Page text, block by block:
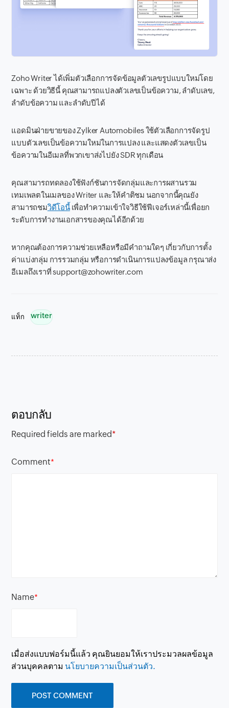
Zoho Writer ได้เพิ่มตัวเลือกการจัดข้อมูลตัวเลขรูปแบบใหม่โดย
เฉพาะ ด้วยวิธีนี้ คุณสามารถแปลงตัวเลขเป็นข้อความ, ลำดับเลข,
ลำดับข้อความ และลำดับปีได้
แอดมินฝ่ายขายของ Zylker Automobiles ใช้ตัวเลือกการจัดรูป
แบบตัวเลขเป็นข้อความใหม่ในการแปลง และแสดงตัวเลขเป็น
ข้อความในอีเมลที่พวกเขาส่งไปยัง SDR ทุกเดือน
คุณสามารถทดลองใช้ฟังก์ชันการจัดกลุ่มและการผสานรวม
เทมเพลตในเมลของ Writer และให้คำติชม นอกจากนี้คุณยัง
สามารถชมวิดีโอนี้เพื่อทำความเข้าใจวิธีใช้ฟีเจอร์เหล่านี้เพื่อยก
ระดับการทำงานเอกสารของคุณได้อีกด้วย
หากคุณต้องการความช่วยเหลือหรือมีคำถามใดๆ เกี่ยวกับการตั้ง
ค่าแบ่งกลุ่ม การรวมกลุ่ม หรือการดำเนินการแปลงข้อมูล กรุณาส่ง
อีเมลถึงเราที่ support@zohowriter.com
แท็ก writer
ตอบกลับ
Required fields are marked*
Comment*
Name*
เมื่อส่งแบบฟอร์มนี้แล้ว คุณยินยอมให้เราประมวลผลข้อมูล
ส่วนบุคคลตาม นโยบายความเป็นส่วนตัว.